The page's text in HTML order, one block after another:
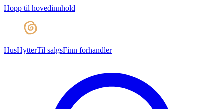
Hopp til hovedinnhold
HusHytterTil salgsFinn forhandler